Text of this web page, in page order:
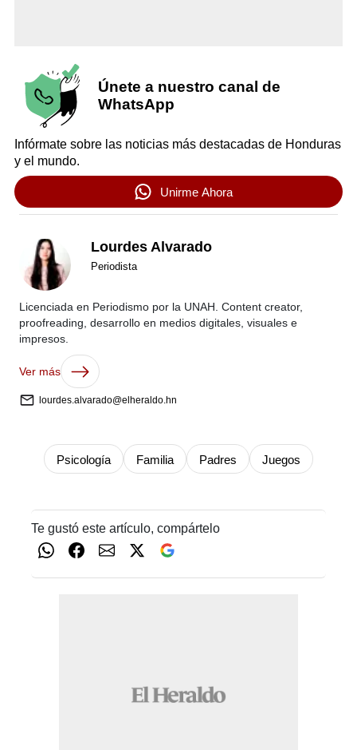
Únete a nuestro canal de
WhatsApp
Infórmate sobre las noticias más destacadas de Honduras
y el mundo.
Unirme Ahora
Lourdes Alvarado
Periodista
Licenciada en Periodismo por la UNAH. Content creator,
proofreading, desarrollo en medios digitales, visuales e
impresos.
Ver más
lourdes.alvarado@elheraldo.hn
Psicología Familia Padres Juegos
Te gustó este artículo, compártelo